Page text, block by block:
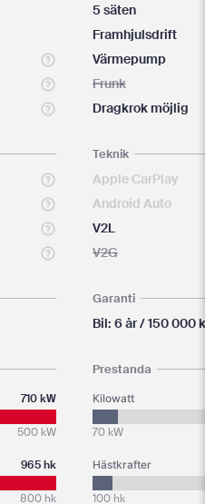
710 kW
500 kW
965 hk
800 hk
5 säten
Framhjulsdrift
Värmepump
Frunk
Dragkrok möjlig
Teknik
Apple CarPlay
Android Auto
V2L
V2G
Garanti
Bil: 6 år / 150 000
Prestanda
Kilowatt
70 kW
Hästkrafter
100 hk